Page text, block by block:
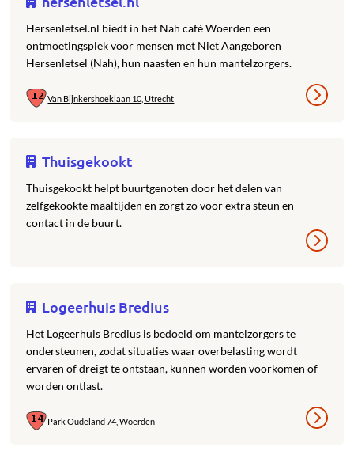
Hersenletsel.nl biedt in het Nah café Woerden een
ontmoetingsplek voor mensen met Niet Aangeboren
Hersenletsel (Nah), hun naasten en hun mantelzorgers.
Van Bijnkershoeklaan 10, Utrecht
Thuisgekookt
Thuisgekookt helpt buurtgenoten door het delen van
zelfgekookte maaltijden en zorgt zo voor extra steun en
contact in de buurt.
Logeerhuis Bredius
Het Logeerhuis Bredius is bedoeld om mantelzorgers te
ondersteunen, zodat situaties waar overbelasting wordt
ervaren of dreigt te ontstaan, kunnen worden voorkomen of
worden ontlast.
Park Oudeland 74, Woerden